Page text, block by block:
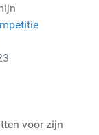
voor zijn